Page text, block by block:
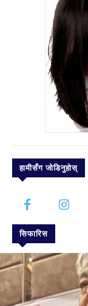
हामीसँग जोडिनुहोस्
सिफारिस